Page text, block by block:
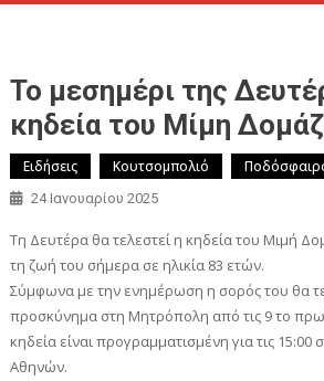
Το μεσημέρι της
κηδεία του Μίμη
Ειδήσεις Κουτσομπολιό
24 Ιανουαρίου 2025
Τη Δευτέρα θα τελεστεί η κηδεία του Μιμή
τη ζωή του σήμερα σε ηλικία 83 ετών.
Σύμφωνα με την ενημέρωση η σορός του θα
προσκύνημα στη Μητρόπολη από τις 9 το
κηδεία είναι προγραμματισμένη για τις 15:00
Αθηνών.